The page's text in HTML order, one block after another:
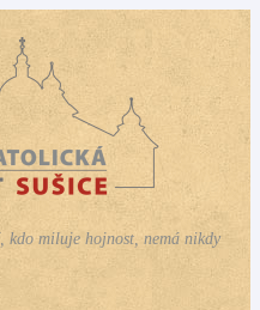
kdo miluje hojnost, nemá nikdy